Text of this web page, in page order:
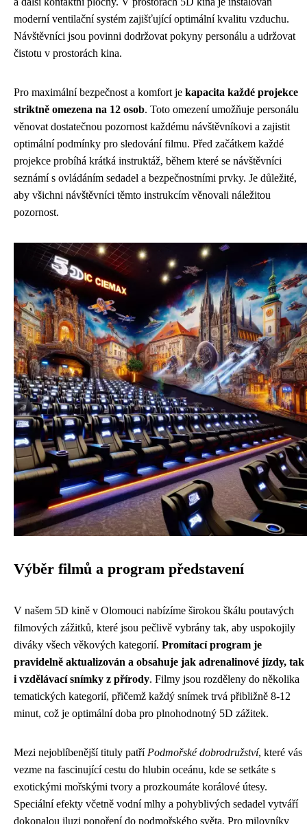
moderní ventilační systém zajišťující optimální kvalitu vzduchu.
Návštěvníci jsou povinni dodržovat pokyny personálu a udržovat
čistotu v prostorách kina.
Pro maximální bezpečnost a komfort je kapacita každé projekce
striktně omezena na 12 osob. Toto omezení umožňuje personálu
věnovat dostatečnou pozornost každému návštěvníkovi a zajistit
optimální podmínky pro sledování filmu. Před začátkem každé
projekce probíhá krátká instruktáž, během které se návštěvníci
seznámí s ovládáním sedadel a bezpečnostními prvky. Je důležité,
aby všichni návštěvníci těmto instrukcím věnovali náležitou
pozornost.
Výběr filmů a program představení
V našem 5D kině v Olomouci nabízíme širokou škálu poutavých
filmových zážitků, které jsou pečlivě vybrány tak, aby uspokojily
diváky všech věkových kategorií. Promítací program je
pravidelně aktualizován a obsahuje jak adrenalinové jízdy, tak
i vzdělávací snímky z přírody. Filmy jsou rozděleny do několika
tematických kategorií, přičemž každý snímek trvá přibližně 8-12
minut, což je optimální doba pro plnohodnotný 5D zážitek.
Mezi nejoblíbenější tituly patří Podmořské dobrodružství, které vás
vezme na fascinující cestu do hlubin oceánu, kde se setkáte s
exotickými mořskými tvory a prozkoumáte korálové útesy.
Speciální efekty včetně vodní mlhy a pohyblivých sedadel vytváří
dokonalou iluzi ponoření do podmořského světa. Pro milovníky